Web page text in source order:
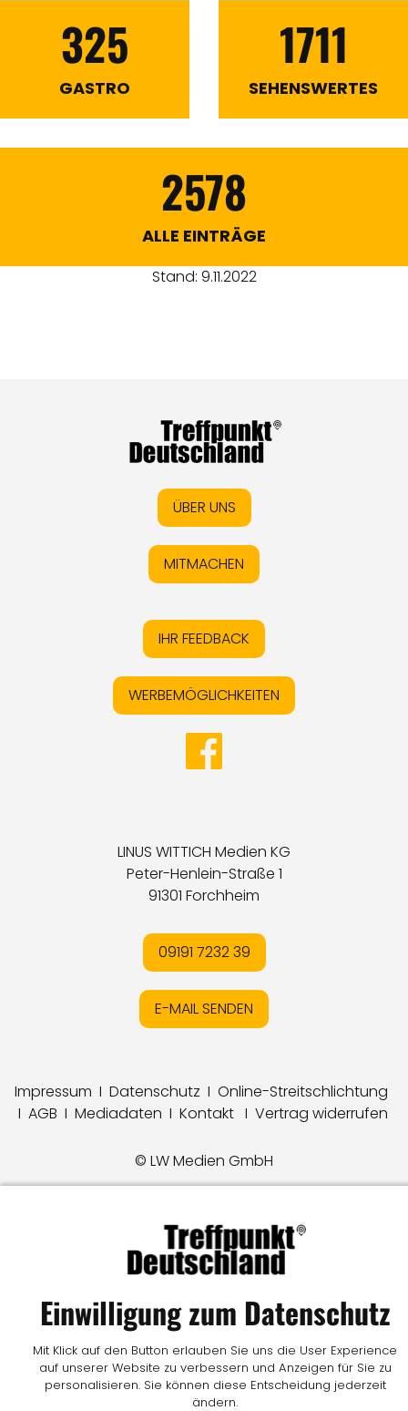
325
GASTRO
1711
SEHENSWERTES
2578
ALLE EINTRÄGE
Stand: 9.11.2022
ÜBER UNS
MITMACHEN
IHR FEEDBACK
WERBEMÖGLICHKEITEN
LINUS WITTICH Medien KG
Peter-Henlein-Straße 1
91301 Forchheim
09191 7232 39
E-MAIL SENDEN
Impressum I Datenschutz I Online-Streitschlichtung
I AGB I Mediadaten I Kontakt I Vertrag widerrufen
© LW Medien GmbH
Einwilligung zum Datenschutz
Mit Klick auf den Button erlauben Sie uns die User Experience
auf unserer Website zu verbessern und Anzeigen für Sie zu
personalisieren. Sie können diese Entscheidung jederzeit
ändern.